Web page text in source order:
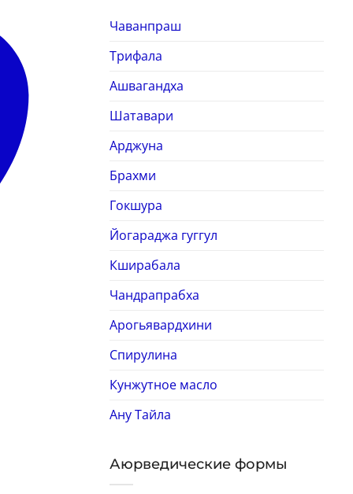
Чаванпраш
Трифала
Ашвагандха
Шатавари
Арджуна
Брахми
Гокшура
Йогараджа гуггул
Кширабала
Чандрапрабха
Арогьявардхини
Спирулина
Кунжутное масло
Ану Тайла
Аюрведические формы